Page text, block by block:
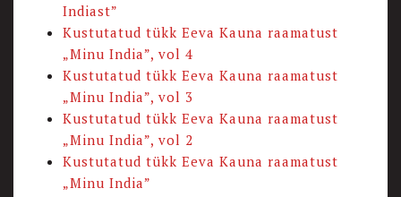
Indiast”
Kustutatud tükk Eeva Kauna raamatust
„Minu India”, vol 4
Kustutatud tükk Eeva Kauna raamatust
„Minu India”, vol 3
Kustutatud tükk Eeva Kauna raamatust
„Minu India”, vol 2
Kustutatud tükk Eeva Kauna raamatust
„Minu India”